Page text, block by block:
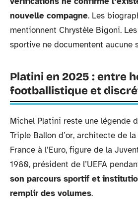
nouvelle compagne. Les
mentionnent Chrystèle Bigoni.
sportive ne documentent aucune
Platini en 2025 : entre
footballistique et
Michel Platini reste une légende
Triple Ballon d’or, architecte de
France à l’Euro, figure de la
1980, président de l’UEFA
son parcours sportif et
remplir des volumes.